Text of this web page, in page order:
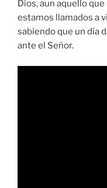
Dios, aun aquello
estamos llamados a
sabiendo que un día
ante el Señor.